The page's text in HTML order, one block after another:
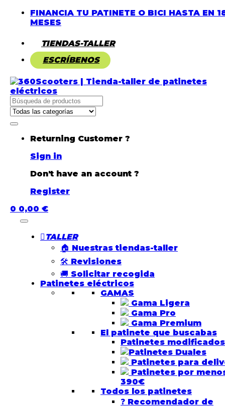
FINANCIA TU PATINETE O BICI HASTA EN
MESES
TIENDAS-TALLER
ESCRÍBENOS
Buscar
por:
Returning Customer ?
Sign in
Don't have an account ?
Register
0 0,00 €
TALLER
🏠 Nuestras tiendas-taller
🛠️ Revisiones
🚚 Solicitar recogida
Patinetes eléctricos
GAMAS
Gama Ligera
Gama Pro
Gama Premium
El patinete que buscabas
Patinetes modificados
Patinetes Duales
Patinetes para
Patinetes por
390€
Todos los patinetes
❓ Recomendador de